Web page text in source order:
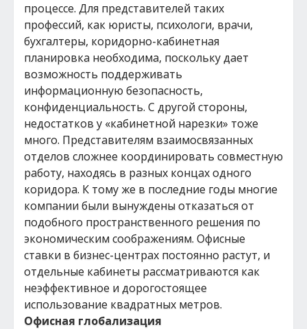
процессе. Для представителей таких
профессий, как юристы, психологи, врачи,
бухгалтеры, коридорно-кабинетная
планировка необходима, поскольку дает
возможность поддерживать
информационную безопасность,
конфиденциальность. С другой стороны,
недостатков у «кабинетной нарезки» тоже
много. Представителям взаимосвязанных
отделов сложнее координировать совместную
работу, находясь в разных концах одного
коридора. К тому же в последние годы многие
компании были вынуждены отказаться от
подобного пространственного решения по
экономическим соображениям. Офисные
ставки в бизнес-центрах постоянно растут, и
отдельные кабинеты рассматриваются как
неэффективное и дорогостоящее
использование квадратных метров.
Офисная глобализация